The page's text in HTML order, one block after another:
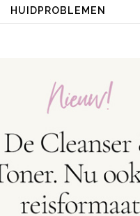
HUIDPROBLEMEN